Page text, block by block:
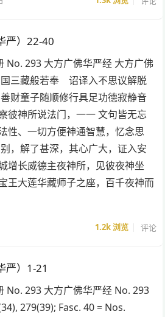
严）22-40
No. 293 大方广佛华严经 大方广佛
三藏般若奉 诏译入不思议解脱
财童子随顺修行具足功德寂静音
彼神所说法门，一一 文句皆无忘
性、一切方便神通智慧，忆念思
，解了甚深，其心广大，证入安
增长威德主夜神所，见彼夜神坐
王大莲华藏师子之座，百千夜神而
1.2k浏览 评论
严）1-21
No. 293 大方广佛华严经 No. 293
279(39); Fasc. 40 = Nos.